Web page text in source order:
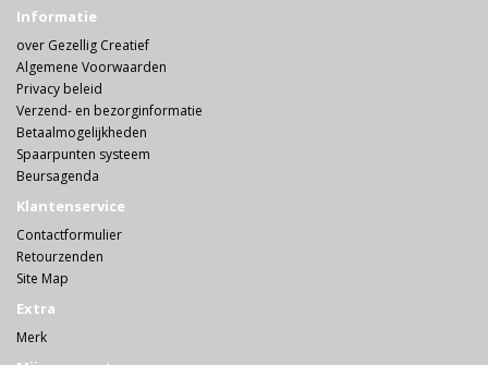
Informatie
over Gezellig Creatief
Algemene Voorwaarden
Privacy beleid
Verzend- en bezorginformatie
Betaalmogelijkheden
Spaarpunten systeem
Beursagenda
Klantenservice
Contactformulier
Retourzenden
Site Map
Extra
Merk